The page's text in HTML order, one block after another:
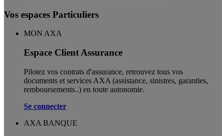
Vos espaces Particuliers
MON AXA
Espace Client Assurance
Pilotez vos contrats d'assurance, retrouvez tous vos
documents et services AXA (assistance, sinistres, garanties,
remboursements..) en toute autonomie. ​
Se connecter
AXA BANQUE